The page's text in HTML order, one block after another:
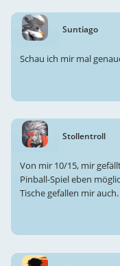
Suntiago
Schau ich mir mal
Stollentroll
Von mir 10/15, mir
Pinball-Spiel eben
Tische gefallen mir